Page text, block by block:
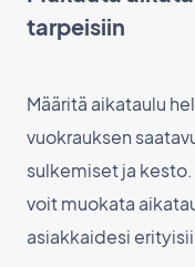
tarpeisiin
Määritä aikataulu
vuokrauksen
sulkemiset ja
voit muokata
asiakkaidesi